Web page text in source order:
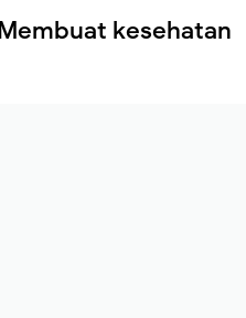
kesehatan